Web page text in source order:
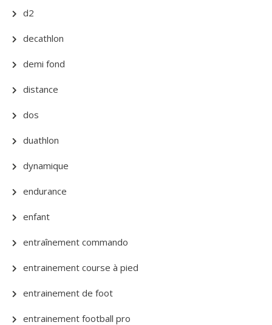
d2
decathlon
demi fond
distance
dos
duathlon
dynamique
endurance
enfant
entraînement commando
entrainement course à pied
entrainement de foot
entrainement football pro